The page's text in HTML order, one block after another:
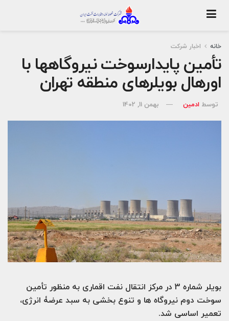
خانه اخبار شرکت
تأمین پایدارسوخت نیروگاه‎ها با
اورهال بویلرهای منطقه تهران
توسط ادمین بهمن 11, 1402
بویلر شماره 3 در مرکز انتقال نفت اقماری به منظور تأمین
سوخت دوم نیروگاه ها و تنوع بخشی به سبد عرضۀ انرژی،
تعمیر اساسی شد.